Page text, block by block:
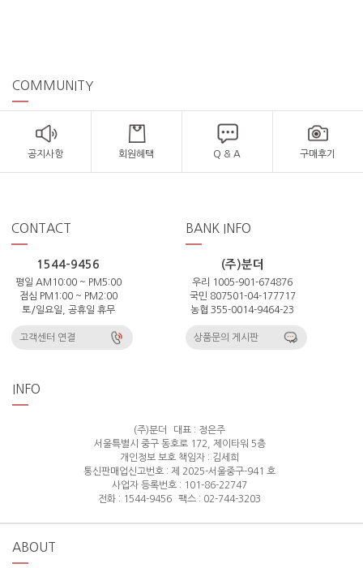
COMMUNITY
공지사항 회원혜택 Q & A 구매후기
CONTACT
1544-9456
평일 AM10:00 ~ PM5:00
점심 PM1:00 ~ PM2:00
토/일요일, 공휴일 휴무
고객센터 연결
BANK INFO
(주)분더
우리 1005-901-674876
국민 807501-04-177717
농협 355-0014-9464-23
상품문의 게시판
INFO
(주)분더
대표 : 정은주
서울특별시 중구 동호로 172, 제이타워 5층
개인정보 보호 책임자 : 김세희
통신판매업신고번호 : 제 2025-서울중구-941 호
사업자 등록번호 : 101-86-22747
전화 : 1544-9456
팩스 : 02-744-3203
ABOUT